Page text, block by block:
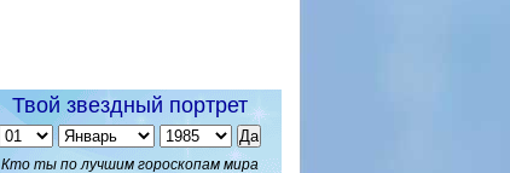
Твой звездный портрет
Кто ты по лучшим гороскопам мира